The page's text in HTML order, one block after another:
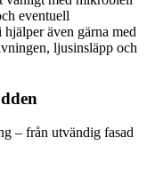
eventuell
även gärna med
ljusinsläpp och
– från utvändig fasad